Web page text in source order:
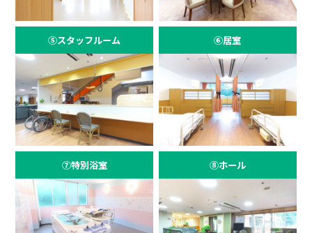
⑤スタッフルーム ⑥居室
⑦特別浴室 ⑧ホール